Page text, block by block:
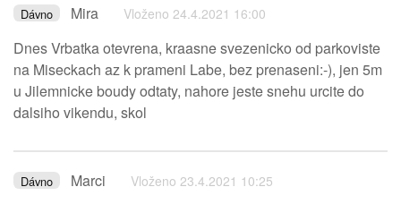
Dávno Mira Vloženo 24.4.2021 16:00
Dnes Vrbatka otevrena, kraasne svezenicko od parkoviste
na Miseckach az k prameni Labe, bez prenaseni:-), jen 5m
u Jilemnicke boudy odtaty, nahore jeste snehu urcite do
dalsiho vikendu, skol
Dávno Marci Vloženo 23.4.2021 10:25